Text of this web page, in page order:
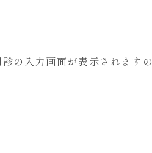
の入力画面が表示されますの